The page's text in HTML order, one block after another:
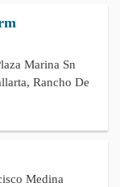
Marina Sn
Rancho De
Medina